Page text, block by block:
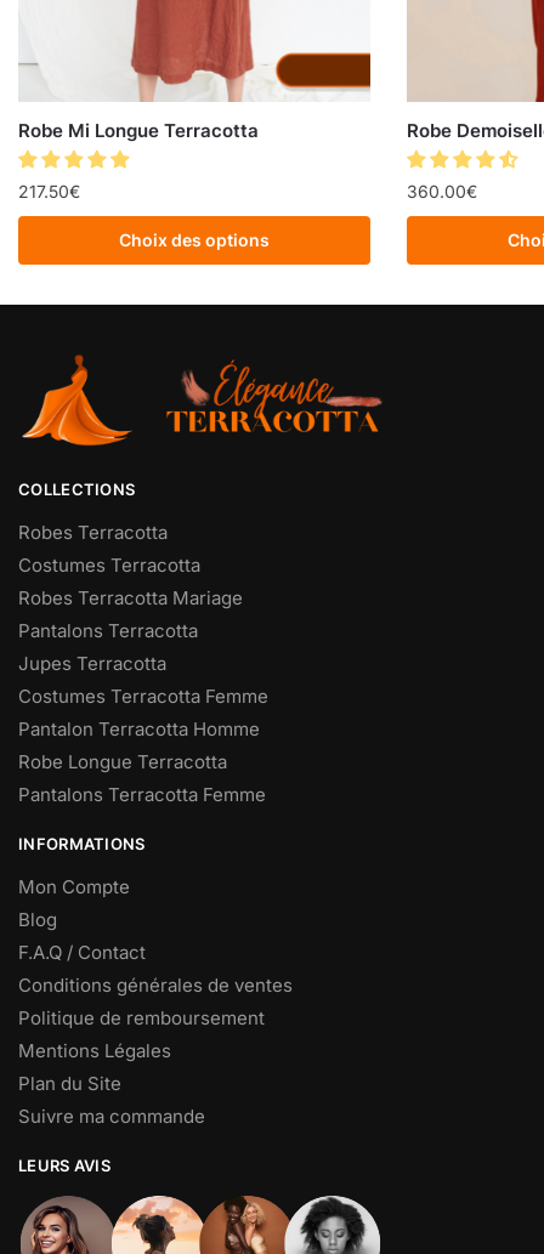
Robe Mi Longue Terracotta
217.50€
Choix des options
Robe
360.00€
COLLECTIONS
Robes Terracotta
Costumes Terracotta
Robes Terracotta Mariage
Pantalons Terracotta
Jupes Terracotta
Costumes Terracotta Femme
Pantalon Terracotta Homme
Robe Longue Terracotta
Pantalons Terracotta Femme
INFORMATIONS
Mon Compte
Blog
F.A.Q / Contact
Conditions générales de ventes
Politique de remboursement
Mentions Légales
Plan du Site
Suivre ma commande
LEURS AVIS